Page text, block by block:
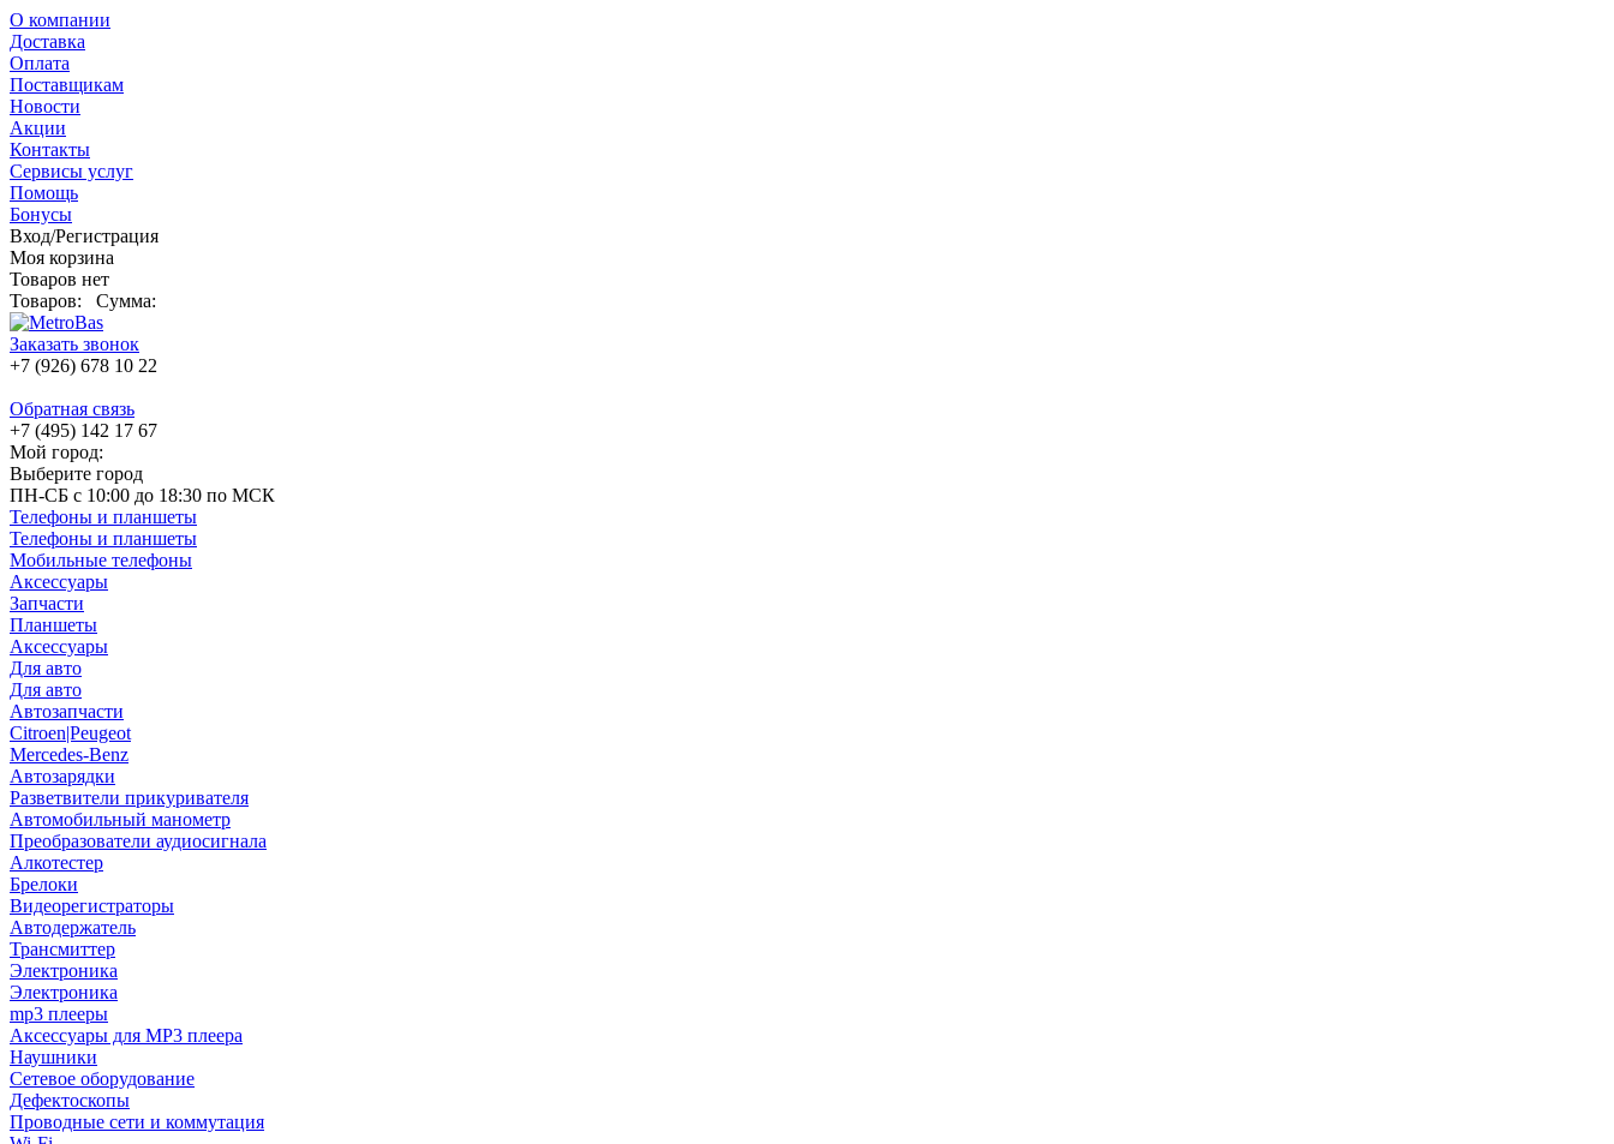
О компании
Доставка
Оплата
Поставщикам
Новости
Акции
Контакты
Сервисы услуг
Помощь
Бонусы
Вход/Регистрация
Моя корзина
Товаров нет
Товаров:
Сумма:
Заказать звонок
+7 (926) 678 10 22
Обратная связь
+7 (495) 142 17 67
Мой город:
Выберите город
ПН-СБ с 10:00 до 18:30 по МСК
Телефоны и планшеты
Телефоны и планшеты
Мобильные телефоны
Аксессуары
Запчасти
Планшеты
Аксессуары
Для авто
Для авто
Автозапчасти
Citroen|Peugeot
Mercedes-Benz
Автозарядки
Разветвители прикуривателя
Автомобильный манометр
Преобразователи аудиосигнала
Алкотестер
Брелоки
Видеорегистраторы
Автодержатель
Трансмиттер
Электроника
Электроника
mp3 плееры
Аксессуары для MP3 плеера
Наушники
Сетевое оборудование
Дефектоскопы
Проводные сети и коммутация